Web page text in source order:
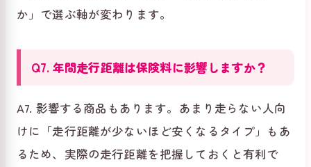
か」で選ぶ軸が変わります。
Q7. 年間走行距離は保険料に影響しますか？
A7. 影響する商品もあります。あまり走らない人向
けに「走行距離が少ないほど安くなるタイプ」もあ
るため、実際の走行距離を把握しておくと有利で